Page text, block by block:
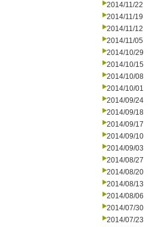
2014/11/22
2014/11/19
2014/11/12
2014/11/05
2014/10/29
2014/10/15
2014/10/08
2014/10/01
2014/09/24
2014/09/18
2014/09/17
2014/09/10
2014/09/03
2014/08/27
2014/08/20
2014/08/13
2014/08/06
2014/07/30
2014/07/23